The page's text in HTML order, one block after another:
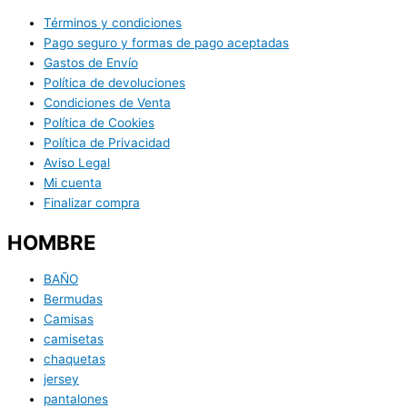
Términos y condiciones
Pago seguro y formas de pago aceptadas
Gastos de Envío
Política de devoluciones
Condiciones de Venta
Política de Cookies
Política de Privacidad
Aviso Legal
Mi cuenta
Finalizar compra
HOMBRE
BAÑO
Bermudas
Camisas
camisetas
chaquetas
jersey
pantalones